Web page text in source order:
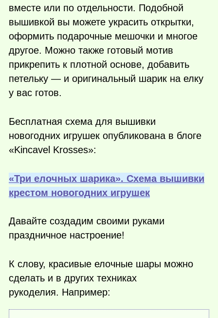
вместе или по отдельности. Подобной
вышивкой вы можете украсить открытки,
оформить подарочные мешочки и многое
другое. Можно также готовый мотив
прикрепить к плотной основе, добавить
петельку — и оригинальный шарик на елку
у вас готов.
Бесплатная схема для вышивки
новогодних игрушек опубликована в блоге
«Kincavel Krosses»:
«Три елочных шарика». Схема вышивки
крестом новогодних игрушек
Давайте создадим своими руками
праздничное настроение!
К слову, красивые елочные шары можно
сделать и в других техниках
рукоделия. Например: